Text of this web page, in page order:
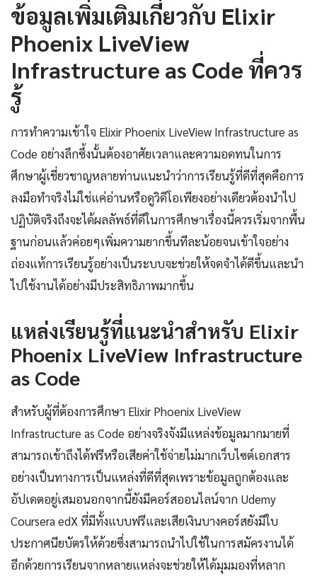
ข้อมูลเพิ่มเติมเกี่ยวกับ Elixir
Phoenix LiveView
Infrastructure as Code ที่ควร
รู้
การทำความเข้าใจ Elixir Phoenix LiveView Infrastructure as
Code อย่างลึกซึ้งนั้นต้องอาศัยเวลาและความอดทนในการ
ศึกษาผู้เชี่ยวชาญหลายท่านแนะนำว่าการเรียนรู้ที่ดีที่สุดคือการ
ลงมือทำจริงไม่ใช่แค่อ่านหรือดูวิดีโอเพียงอย่างเดียวต้องนำไป
ปฏิบัติจริงถึงจะได้ผลลัพธ์ที่ดีในการศึกษาเรื่องนี้ควรเริ่มจากพื้น
ฐานก่อนแล้วค่อยๆเพิ่มความยากขึ้นทีละน้อยจนเข้าใจอย่าง
ถ่องแท้การเรียนรู้อย่างเป็นระบบจะช่วยให้จดจำได้ดีขึ้นและนำ
ไปใช้งานได้อย่างมีประสิทธิภาพมากขึ้น
แหล่งเรียนรู้ที่แนะนำสำหรับ Elixir
Phoenix LiveView Infrastructure
as Code
สำหรับผู้ที่ต้องการศึกษา Elixir Phoenix LiveView
Infrastructure as Code อย่างจริงจังมีแหล่งข้อมูลมากมายที่
สามารถเข้าถึงได้ฟรีหรือเสียค่าใช้จ่ายไม่มากเว็บไซต์เอกสาร
อย่างเป็นทางการเป็นแหล่งที่ดีที่สุดเพราะข้อมูลถูกต้องและ
อัปเดตอยู่เสมอนอกจากนี้ยังมีคอร์สออนไลน์จาก Udemy
Coursera edX ที่มีทั้งแบบฟรีและเสียเงินบางคอร์สยังมีใบ
ประกาศนียบัตรให้ด้วยซึ่งสามารถนำไปใช้ในการสมัครงานได้
อีกด้วยการเรียนจากหลายแหล่งจะช่วยให้ได้มุมมองที่หลาก